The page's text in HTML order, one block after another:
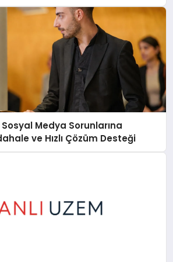
Medya Sorunlarına
ve Hızlı Çözüm Desteği